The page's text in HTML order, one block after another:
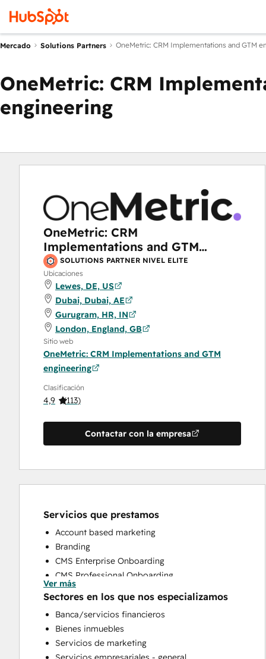
Mercado Solutions Partners OneMetric: CRM Implementations and GTM
OneMetric: CRM
engineering
OneMetric: CRM
Implementations and GTM
engineering
SOLUTIONS PARTNER NIVEL ELITE
Ubicaciones
Lewes, DE, US
Dubai, Dubai, AE
Gurugram, HR, IN
London, England, GB
Sitio web
OneMetric: CRM Implementations and GTM
engineering
Clasificación
4,9 (113)
Contactar con la empresa
Servicios que prestamos
Account based marketing
Branding
CMS Enterprise Onboarding
CMS Professional Onboarding
Community Management
Content Creation
Conversational Marketing
CRM Implementation
CRM Migration
Ver más
Sectores en los que nos especializamos
Banca/servicios financieros
Bienes inmuebles
Servicios de marketing